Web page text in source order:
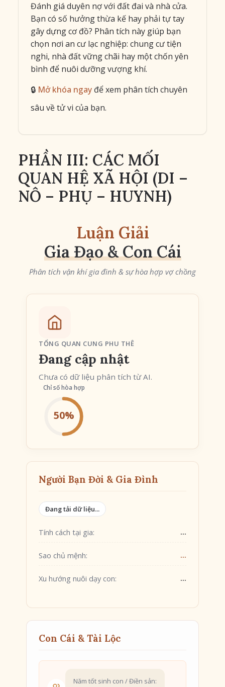
Đánh giá duyên nợ với đất đai và nhà cửa.
Bạn có số hưởng thừa kế hay phải tự tay
gây dựng cơ đồ? Phân tích này giúp bạn
chọn nơi an cư lạc nghiệp: chung cư tiện
nghi, nhà đất vững chãi hay một chốn yên
bình để nuôi dưỡng vượng khí.
🔒 Mở khóa ngay để xem phân tích chuyên
sâu về tử vi của bạn.
PHẦN III: CÁC MỐI
QUAN HỆ XÃ HỘI (DI –
NÔ – PHỤ – HUYNH)
Luận Giải
Gia Đạo & Con Cái
Phân tích vận khí gia đình & sự hòa hợp vợ chồng
TỔNG QUAN CUNG PHU THÊ
Đang cập nhật
Chưa có dữ liệu phân tích từ AI.
Chỉ số hòa hợp
50%
Người Bạn Đời & Gia Đình
Đang tải dữ liệu...
Tính cách tại gia: ...
Sao chủ mệnh: ...
Xu hướng nuôi dạy con: ...
Con Cái & Tài Lộc
Năm tốt sinh con / Điền sản: